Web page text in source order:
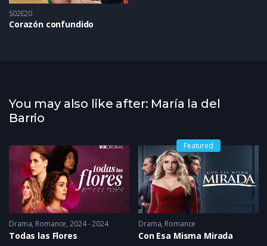
S02E20
Corazón confundido
You may also like after: María la del
Barrio
Drama, Romance 2024 - 2024
Todas las Flores
Featured
Drama, Romance
Con Esa Misma Mirada